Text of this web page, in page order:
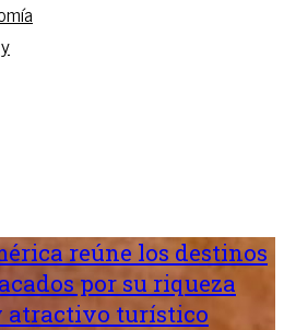
reúne los destinos
por su riqueza
atractivo turístico